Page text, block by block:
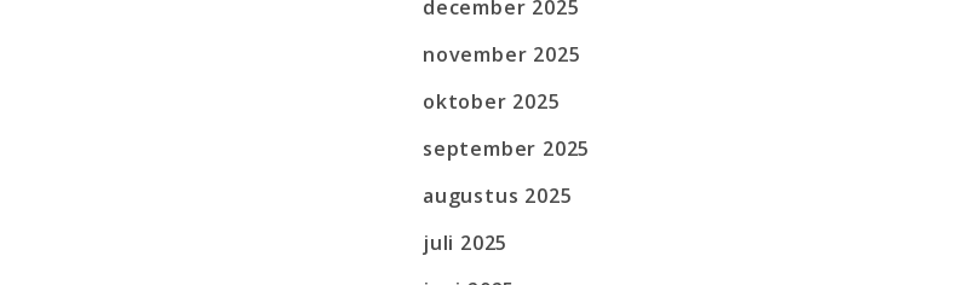
december 2025
november 2025
oktober 2025
september 2025
augustus 2025
juli 2025